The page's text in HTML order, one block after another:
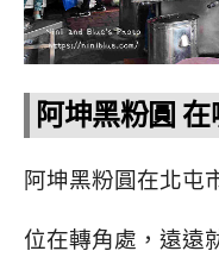
阿坤黑粉圓 在
阿坤黑粉圓在北屯
位在轉角處， 遠遠